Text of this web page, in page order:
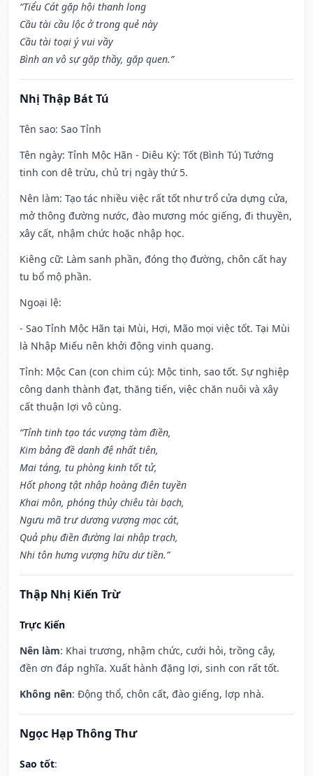
“Tiểu Cát gặp hội thanh long
Cầu tài cầu lộc ở trong quẻ này
Cầu tài toại ý vui vầy
Bình an vô sự gặp thầy, gặp quen.”
Nhị Thập Bát Tú
Tên sao: Sao Tỉnh
Tên ngày: Tỉnh Mộc Hãn - Diêu Kỳ: Tốt (Bình Tú) Tướng
tinh con dê trừu, chủ trị ngày thứ 5.
Nên làm: Tạo tác nhiều việc rất tốt như trổ cửa dựng cửa,
mở thông đường nước, đào mương móc giếng, đi thuyền,
xây cất, nhậm chức hoặc nhập học.
Kiêng cữ: Làm sanh phần, đóng thọ đường, chôn cất hay
tu bổ mộ phần.
Ngoại lệ:
- Sao Tỉnh Mộc Hãn tại Mùi, Hợi, Mão mọi việc tốt. Tại Mùi
là Nhập Miếu nên khởi động vinh quang.
Tỉnh: Mộc Can (con chim cú): Mộc tinh, sao tốt. Sự nghiệp
công danh thành đạt, thăng tiến, việc chăn nuôi và xây
cất thuận lợi vô cùng.
“Tỉnh tinh tạo tác vượng tàm điền,
Kim bảng đề danh đệ nhất tiên,
Mai táng, tu phòng kinh tốt tử,
Hốt phong tật nhập hoàng điên tuyền
Khai môn, phóng thủy chiêu tài bạch,
Ngưu mã trư dương vượng mạc cát,
Quả phụ điền đường lai nhập trạch,
Nhi tôn hưng vượng hữu dư tiền.”
Thập Nhị Kiến Trừ
Trực Kiến
Nên làm: Khai trương, nhậm chức, cưới hỏi, trồng cây,
đền ơn đáp nghĩa. Xuất hành đặng lợi, sinh con rất tốt.
Không nên: Động thổ, chôn cất, đào giếng, lợp nhà.
Ngọc Hạp Thông Thư
Sao tốt: